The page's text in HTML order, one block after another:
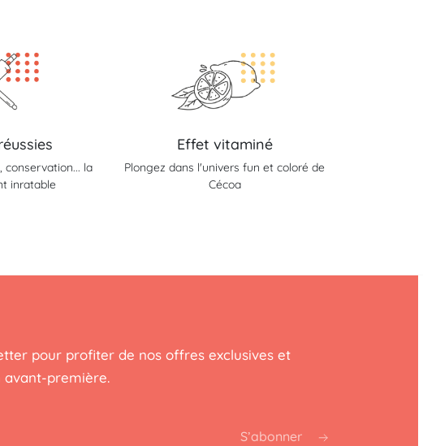
conservation... la
inratable
Effet vitaminé
Plongez dans l'univers fun et coloré de
Cécoa
pour profiter de nos offres exclusives et
avant-première.
S’abonner